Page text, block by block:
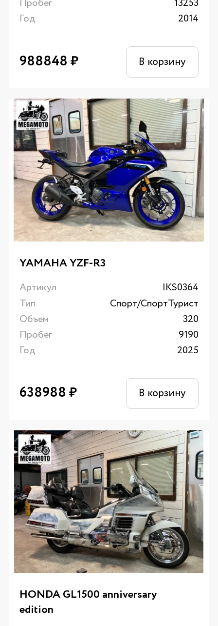
Пробег
13253
Год
2014
988848 ₽ В корзину
YAMAHA YZF-R3
Артикул
IKS0364
Тип
Спорт/CпортТурист
Объем
320
Пробег
9190
Год
2025
638988 ₽ В корзину
HONDA GL1500 anniversary
edition